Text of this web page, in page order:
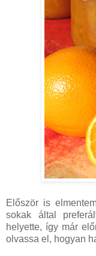
Először is
sokak által
helyette, így már
olvassa el, hogyan